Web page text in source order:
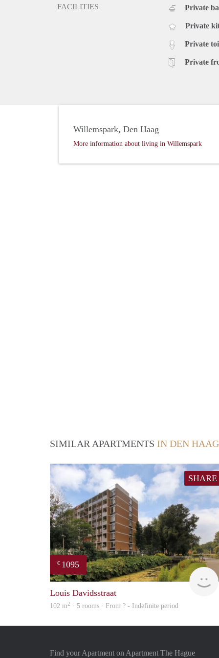
FACILITIES Private
Private
Private
Private
Willemspark, Den Haag
More information about living in Willemspark
SIMILAR APARTMENTS IN DEN HAAG
SHARE
€ 1095
Louis Davidsstraat
102 m2 · 5 rooms · From ? - Indefinite period
Find your Apartment on Apartment The Hague